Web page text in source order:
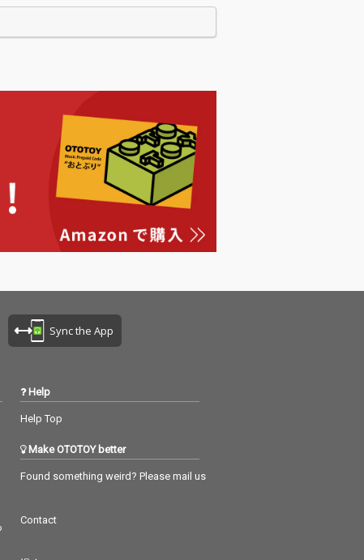
Sync the App
Help
Help Top
Make OTOTOY better
Found something weird? Please mail us
Contact